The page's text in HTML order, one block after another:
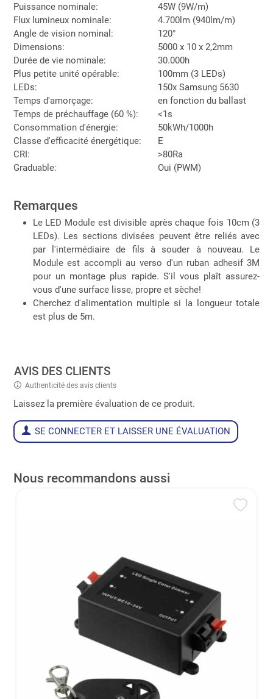
Puissance nominale:
45W (9W/m)
Flux lumineux nominale:
4.700lm (940lm/m)
Angle de vision nominal:
120°
Dimensions:
5000 x 10 x 2,2mm
Durée de vie nominale:
30.000h
Plus petite unité opérable:
100mm (3 LEDs)
LEDs:
150x Samsung 5630
Temps d'amorçage:
en fonction du ballast
Temps de préchauffage (60 %):
<1s
Consommation d'énergie:
50kWh/1000h
Classe d'efficacité énergétique:
E
CRI:
>80Ra
Graduable:
Oui (PWM)
Remarques
Le LED Module est divisible après chaque fois 10cm (3
LEDs). Les sections divisées peuvent être reliés avec
par l'intermédiaire de fils à souder à nouveau. Le
Module est accompli au verso d'un ruban adhesif 3M
pour un montage plus rapide. S'il vous plaît assurez-
vous d'une surface lisse, propre et sèche!
Cherchez d'alimentation multiple si la longueur totale
est plus de 5m.
AVIS DES CLIENTS
Authenticité des avis clients
Laissez la première évaluation de ce produit.
SE CONNECTER ET LAISSER UNE ÉVALUATION
Nous recommandons aussi